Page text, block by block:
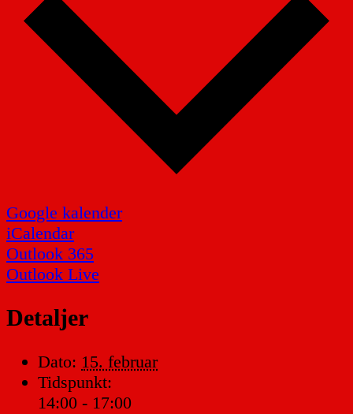
Google kalender
iCalendar
Outlook 365
Outlook Live
Detaljer
Dato: 15. februar
Tidspunkt:
14:00 - 17:00